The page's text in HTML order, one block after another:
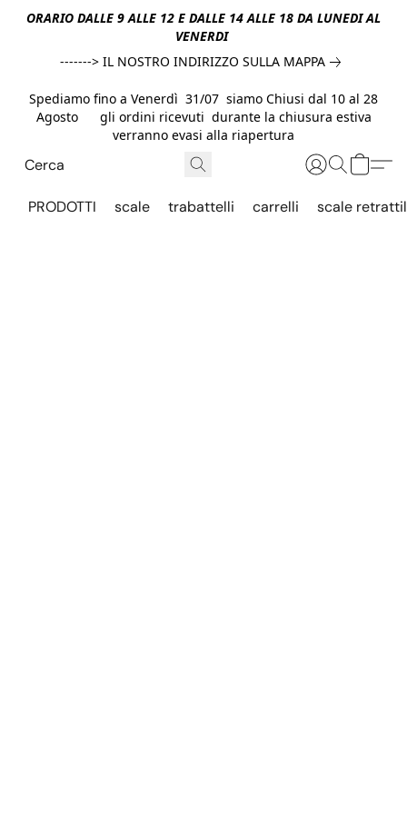
ORARIO DALLE 9 ALLE 12 E DALLE 14 ALLE 18 DA LUNEDI AL
VENERDI
-------> IL NOSTRO INDIRIZZO SULLA MAPPA
Spediamo fino a Venerdì 31/07 siamo Chiusi dal 10 al 28
Agosto gli ordini ricevuti durante la chiusura estiva
verranno evasi alla riapertura
PRODOTTI scale trabattelli carrelli scale